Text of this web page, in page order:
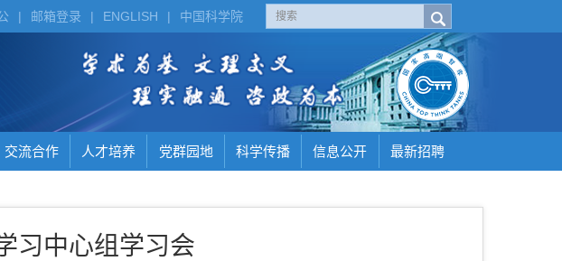
中国科学院
|
ENGLISH
|
邮箱登录
|
交流合作 人才培养 党群园地 科学传播 信息公开 最新招聘
习中心组学习会